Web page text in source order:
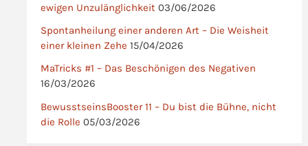
ewigen Unzulänglichkeit 03/06/2026
Spontanheilung einer anderen Art – Die Weisheit
einer kleinen Zehe 15/04/2026
MaTricks #1 – Das Beschönigen des Negativen
16/03/2026
BewusstseinsBooster 11 – Du bist die Bühne, nicht
die Rolle 05/03/2026